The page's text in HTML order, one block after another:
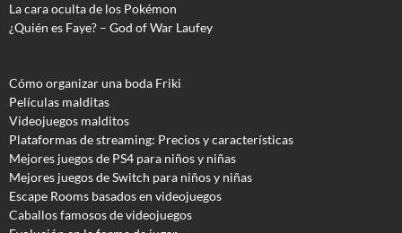
La cara oculta de los Pokémon
¿Quién es Faye? – God of War Laufey
Cómo organizar una boda Friki
Películas malditas
Videojuegos malditos
Plataformas de streaming: Precios y características
Mejores juegos de PS4 para niños y niñas
Mejores juegos de Switch para niños y niñas
Escape Rooms basados en videojuegos
Caballos famosos de videojuegos